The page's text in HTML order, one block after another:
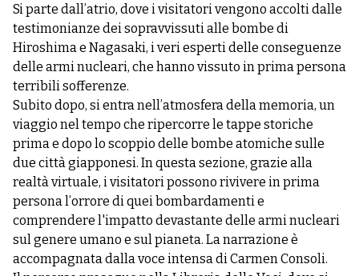
Si parte dall’atrio, dove i visitatori vengono accolti dalle
testimonianze dei sopravvissuti alle bombe di
Hiroshima e Nagasaki, i veri esperti delle conseguenze
delle armi nucleari, che hanno vissuto in prima persona
terribili sofferenze.
Subito dopo, si entra nell’atmosfera della memoria, un
viaggio nel tempo che ripercorre le tappe storiche
prima e dopo lo scoppio delle bombe atomiche sulle
due città giapponesi. In questa sezione, grazie alla
realtà virtuale, i visitatori possono rivivere in prima
persona l’orrore di quei bombardamenti e
comprendere l'impatto devastante delle armi nucleari
sul genere umano e sul pianeta. La narrazione è
accompagnata dalla voce intensa di Carmen Consoli.